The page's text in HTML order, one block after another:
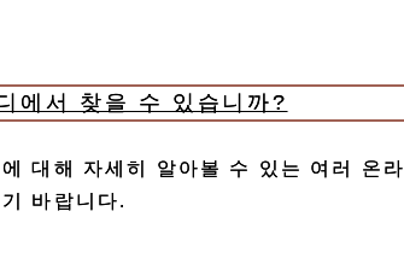
에서 찾을 수 있습니까?
대해 자세히 알아볼 수 있는 여러 온
바랍니다.